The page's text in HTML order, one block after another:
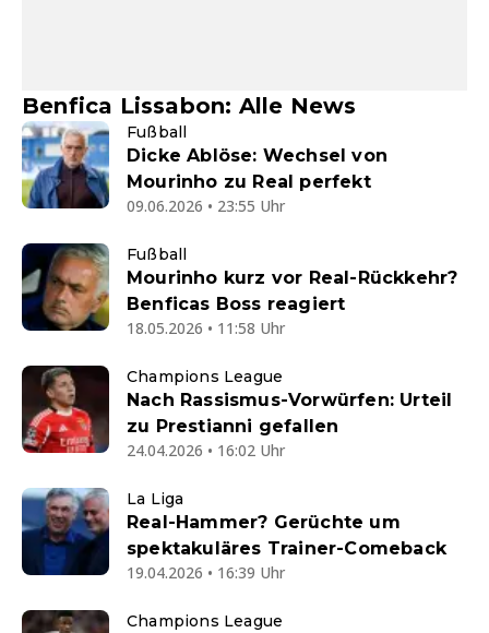
Benfica Lissabon: Alle News
Fußball
Dicke Ablöse: Wechsel von
Mourinho zu Real perfekt
09.06.2026 • 23:55 Uhr
Fußball
Mourinho kurz vor Real-Rückkehr?
Benficas Boss reagiert
18.05.2026 • 11:58 Uhr
Champions League
Nach Rassismus-Vorwürfen: Urteil
zu Prestianni gefallen
24.04.2026 • 16:02 Uhr
La Liga
Real-Hammer? Gerüchte um
spektakuläres Trainer-Comeback
19.04.2026 • 16:39 Uhr
Champions League